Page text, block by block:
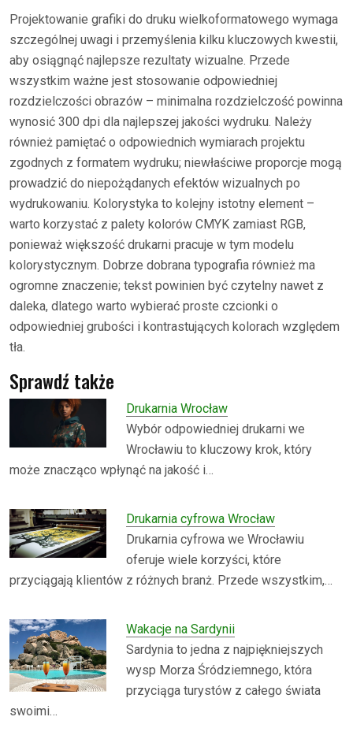
Projektowanie grafiki do druku wielkoformatowego wymaga
szczególnej uwagi i przemyślenia kilku kluczowych kwestii,
aby osiągnąć najlepsze rezultaty wizualne. Przede
wszystkim ważne jest stosowanie odpowiedniej
rozdzielczości obrazów – minimalna rozdzielczość powinna
wynosić 300 dpi dla najlepszej jakości wydruku. Należy
również pamiętać o odpowiednich wymiarach projektu
zgodnych z formatem wydruku; niewłaściwe proporcje mogą
prowadzić do niepożądanych efektów wizualnych po
wydrukowaniu. Kolorystyka to kolejny istotny element –
warto korzystać z palety kolorów CMYK zamiast RGB,
ponieważ większość drukarni pracuje w tym modelu
kolorystycznym. Dobrze dobrana typografia również ma
ogromne znaczenie; tekst powinien być czytelny nawet z
daleka, dlatego warto wybierać proste czcionki o
odpowiedniej grubości i kontrastujących kolorach względem
tła.
Sprawdź także
Drukarnia Wrocław
Wybór odpowiedniej drukarni we
Wrocławiu to kluczowy krok, który
może znacząco wpłynąć na jakość i…
Drukarnia cyfrowa Wrocław
Drukarnia cyfrowa we Wrocławiu
oferuje wiele korzyści, które
przyciągają klientów z różnych branż. Przede wszystkim,…
Wakacje na Sardynii
Sardynia to jedna z najpiękniejszych
wysp Morza Śródziemnego, która
przyciąga turystów z całego świata
swoimi…